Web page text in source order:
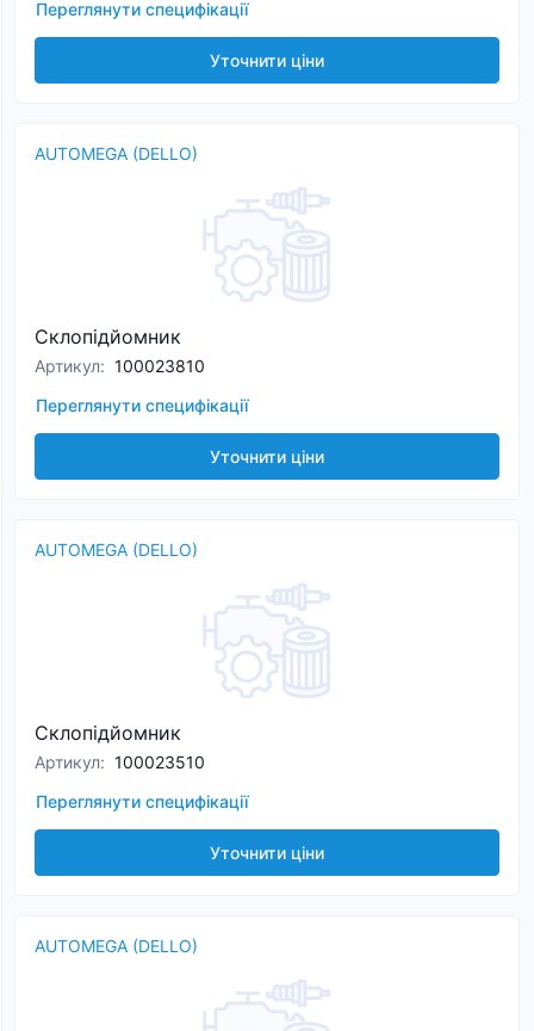
Переглянути специфікації
Уточнити ціни
AUTOMEGA (DELLO)
Склопідйомник
Артикул: 100023810
Переглянути специфікації
Уточнити ціни
AUTOMEGA (DELLO)
Склопідйомник
Артикул: 100023510
Переглянути специфікації
Уточнити ціни
AUTOMEGA (DELLO)